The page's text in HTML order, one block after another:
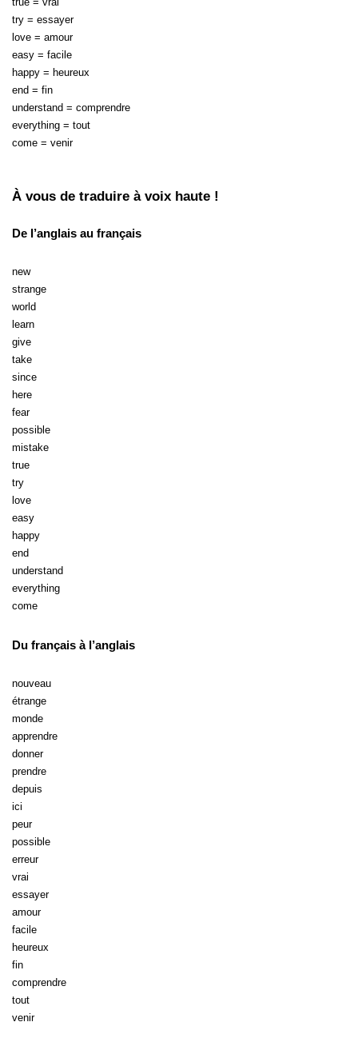
try = essayer
love = amour
easy = facile
happy = heureux
end = fin
understand = comprendre
everything = tout
come = venir
À vous de traduire à voix haute !
De l’anglais au français
new
strange
world
learn
give
take
since
here
fear
possible
mistake
true
try
love
easy
happy
end
understand
everything
come
Du français à l’anglais
nouveau
étrange
monde
apprendre
donner
prendre
depuis
ici
peur
possible
erreur
vrai
essayer
amour
facile
heureux
fin
comprendre
tout
venir